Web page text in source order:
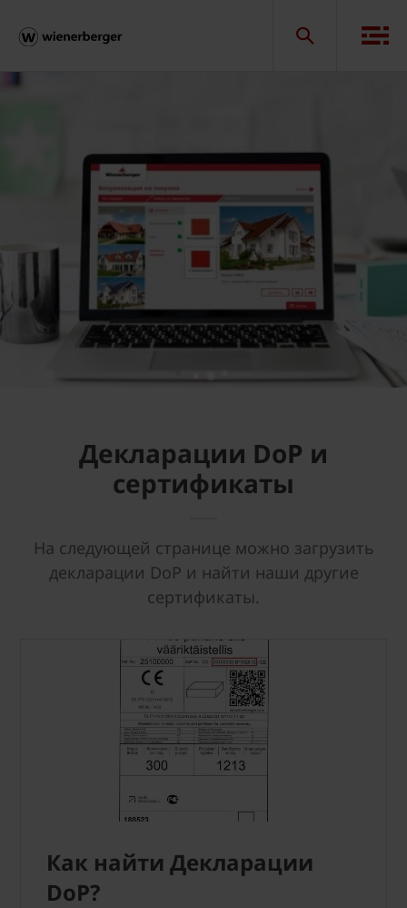
Декларации DoP и
сертификаты
На следующей странице можно загрузить
декларации DoP и найти наши другие
сертификаты.
Как найти Декларации
DoP?